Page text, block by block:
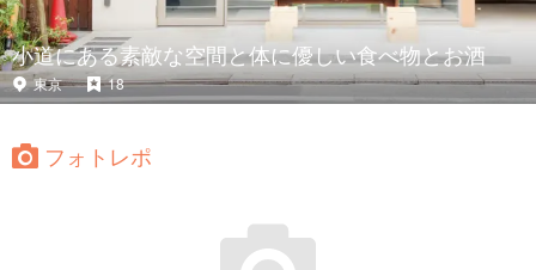
小道にある素敵な空間と体に優しい食べ物とお酒
東京 18
フォトレポ